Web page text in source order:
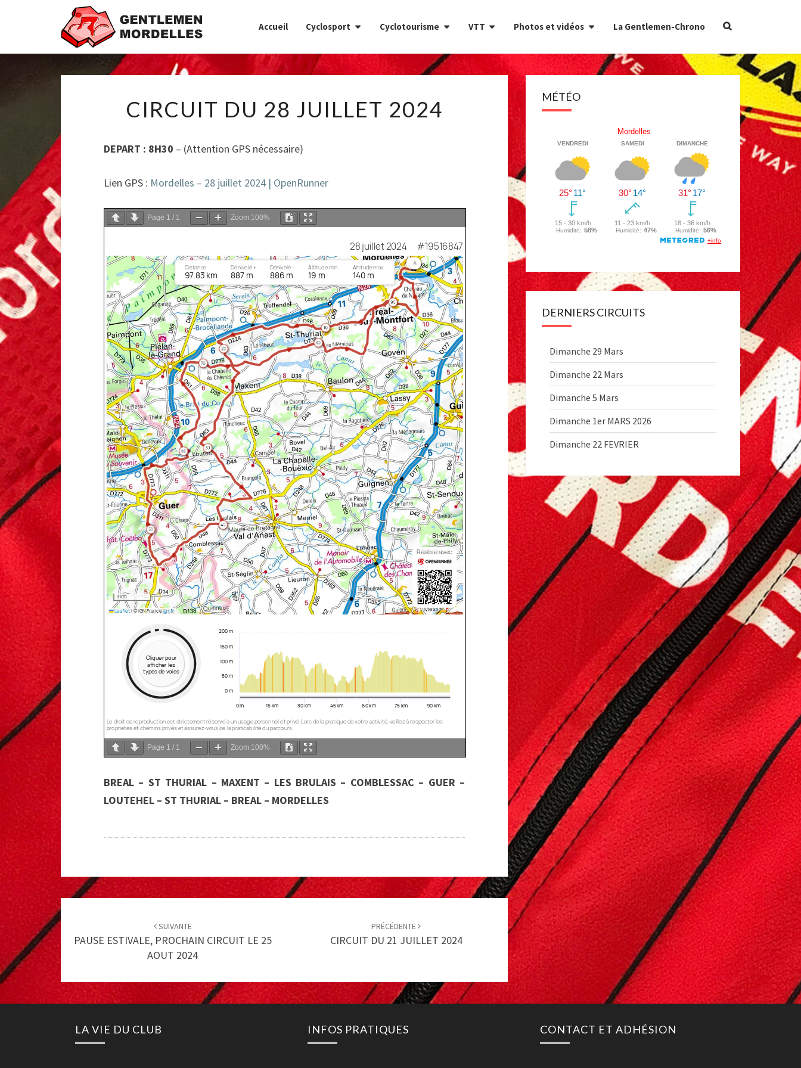
Accueil Cyclosport Cyclotourisme VTT Photos et vidéos La Gentlemen-Chrono
Search
DU
2024
CIRCUIT DU 28 JUILLET 2024
DEPART : 8H30 – (Attention GPS nécessaire)
Lien GPS : Mordelles – 28 juillet 2024 | OpenRunner
Page 1 / 1 Zoom 100%
Page 1 / 1 Zoom 100%
BREAL – ST THURIAL – MAXENT – LES BRULAIS – COMBLESSAC – GUER –
LOUTEHEL – ST THURIAL – BREAL – MORDELLES
Post
navigation
SUIVANTE
PAUSE ESTIVALE, PROCHAIN CIRCUIT LE 25
AOUT 2024
PRÉCÉDENTE
CIRCUIT DU 21 JUILLET 2024
MÉTÉO
DERNIERS CIRCUITS
Dimanche 29 Mars
Dimanche 22 Mars
Dimanche 5 Mars
Dimanche 1er MARS 2026
Dimanche 22 FEVRIER
LA VIE DU CLUB INFOS PRATIQUES CONTACT ET ADHÉSION